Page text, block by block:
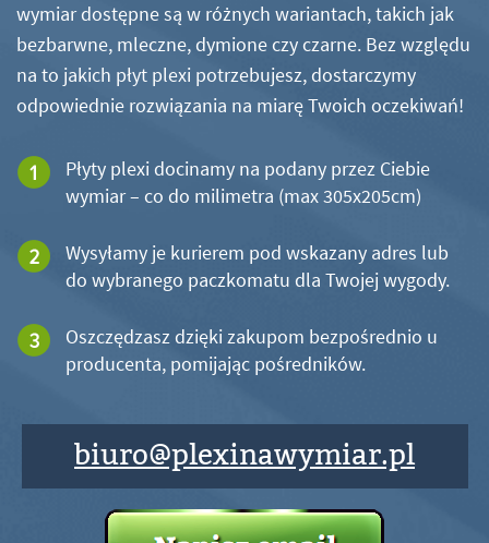
wymiar dostępne są w różnych wariantach, takich jak
bezbarwne, mleczne, dymione czy czarne. Bez względu
na to jakich płyt plexi potrzebujesz, dostarczymy
odpowiednie rozwiązania na miarę Twoich oczekiwań!
Płyty plexi docinamy na podany przez Ciebie
wymiar – co do milimetra (max 305x205cm)
Wysyłamy je kurierem pod wskazany adres lub
do wybranego paczkomatu dla Twojej wygody.
Oszczędzasz dzięki zakupom bezpośrednio u
producenta, pomijając pośredników.
biuro@plexinawymiar.pl